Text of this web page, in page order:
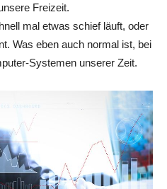
Freizeit.
mal etwas schief läuft, oder
Was eben auch normal ist, bei
Systemen unserer Zeit.